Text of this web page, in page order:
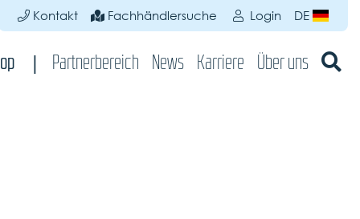
Kontakt Fachhändlersuche Login DE
Partnerbereich News Karriere Über uns